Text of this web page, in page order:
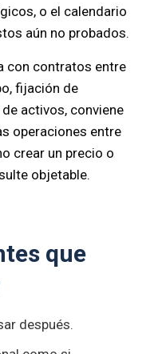
o el calendario
aún no probados.
con contratos entre
fijación de
activos, conviene
operaciones entre
crear un precio o
objetable.
que
después.